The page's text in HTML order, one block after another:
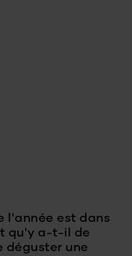
l'année est dans
qu'y a-t-il de
déguster une